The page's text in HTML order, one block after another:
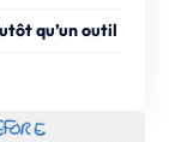
qu’un outil